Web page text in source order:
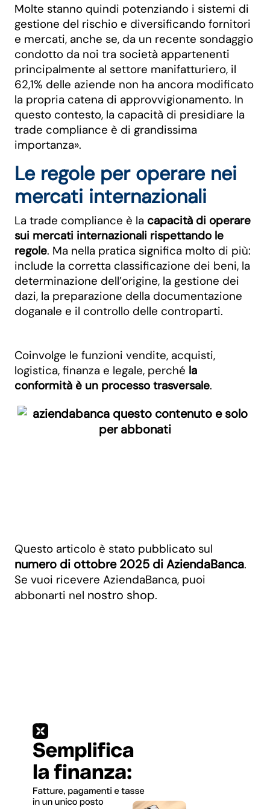
Molte stanno quindi potenziando i sistemi di
gestione del rischio e diversificando fornitori
e mercati, anche se, da un recente sondaggio
condotto da noi tra società appartenenti
principalmente al settore manifatturiero, il
62,1% delle aziende non ha ancora modificato
la propria catena di approvvigionamento. In
questo contesto, la capacità di presidiare la
trade compliance è di grandissima
importanza».
Le regole per operare nei
mercati internazionali
La trade compliance è la capacità di operare
sui mercati internazionali rispettando le
regole. Ma nella pratica significa molto di più:
include la corretta classificazione dei beni, la
determinazione dell’origine, la gestione dei
dazi, la preparazione della documentazione
doganale e il controllo delle controparti.
Coinvolge le funzioni vendite, acquisti,
logistica, finanza e legale, perché la
conformità è un processo trasversale.
Questo articolo è stato pubblicato sul
numero di ottobre 2025 di AziendaBanca.
Se vuoi ricevere AziendaBanca, puoi
abbonarti nel nostro shop.